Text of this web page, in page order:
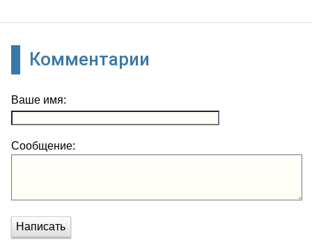
Комментарии
Ваше имя:
Сообщение:
Написать